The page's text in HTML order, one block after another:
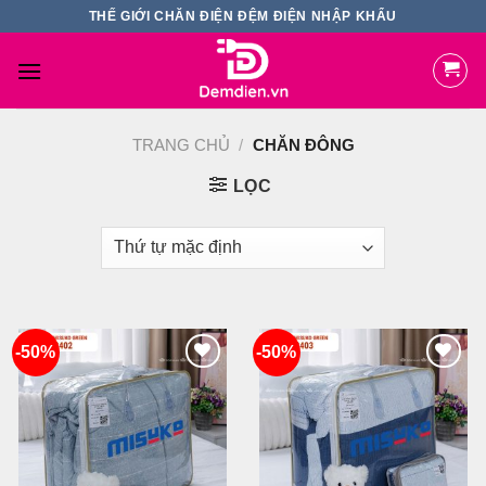
content
THẾ GIỚI CHĂN ĐIỆN ĐỆM ĐIỆN NHẬP KHẨU
TRANG CHỦ / CHĂN ĐÔNG
LỌC
-50%
Add
to
wishlist
-50%
Add
to
wishlist